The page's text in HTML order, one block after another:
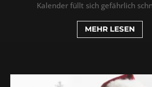
Kalender füllt sich gefährlich
MEHR LESEN